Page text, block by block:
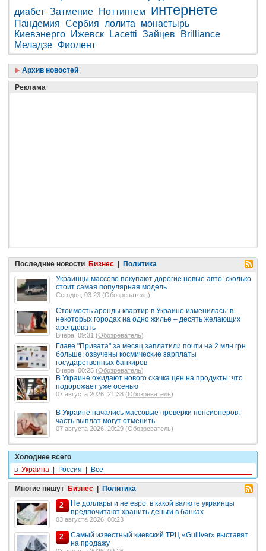
диабет Затмение Ноттингем интернете
Пандемия Сербия лолита
монастырь
Киевэнерго
Ижевск Lacetti Зайцев
Brilliance
Меладзе Фиолент
Архив новостей
Реклама
Последние новости Бизнес
Политика
Украинцы массово покупают дорогие новые авто: сколько
стоит самая популярная модель
Сегодня, 03:23 (Обозреватель)
Стоимость аренды квартир в Украине изменилась: в
некоторых городах на одно жилье – десять желающих
арендовать
Вчера, 09:31 (Обозреватель)
Главе "Привата" за месяц заплатили почти на 2 млн грн
больше: озвучены космические зарплаты
государственных банкиров
Вчера, 00:25 (Обозреватель)
В Украине ожидают нового скачка цен на продукты: что
подорожает уже осенью
07 августа 2026, 21:38 (Обозреватель)
В Украине начались массовые проверки пенсионеров:
часть выплат могут отменить
07 августа 2026, 20:29 (Обозреватель)
Холоднее всего
в Украина | Россия | Все
Многие пишут Бизнес | Политика
2
Не доллары и не евро: в какой валюте украинцы
предпочитают хранить деньги в банках
03 августа 2026, 00:23
2
Самый известный киевский ТРЦ «Gulliver» выставят
на продажу